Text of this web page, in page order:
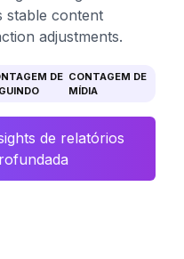
stable content
adjustments.
DE CONTAGEM DE
MÍDIA
de relatórios